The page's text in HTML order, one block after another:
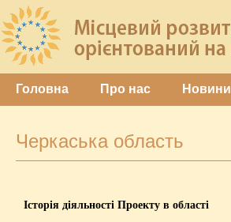
Головна Про нас Новини
Черкаська область
Історія діяльності Проекту в області